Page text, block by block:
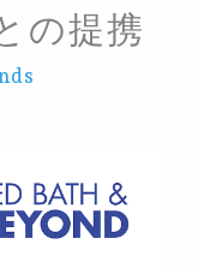
の提携